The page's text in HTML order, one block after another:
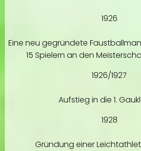
1926
Eine neu gegründete
15 Spielern an den
1926/1927
Aufstieg in die 1.
1928
Gründung einer